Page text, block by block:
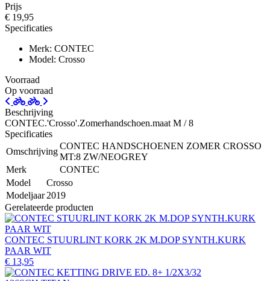
Prijs
€ 19,95
Specificaties
Merk: CONTEC
Model: Crosso
Voorraad
Op voorraad
Beschrijving
CONTEC.'Crosso'.Zomerhandschoen.maat M / 8
Specificaties
Omschrijving
CONTEC HANDSCHOENEN ZOMER CROSSO
MT:8 ZW/NEOGREY
Merk
CONTEC
Model
Crosso
Modeljaar 2019
Gerelateerde producten
CONTEC STUURLINT KORK 2K M.DOP SYNTH.KURK
PAAR WIT
€ 13,95